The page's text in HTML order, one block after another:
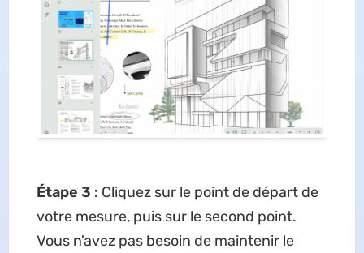
Étape 3 : Cliquez sur le point de départ de
votre mesure, puis sur le second point.
Vous n'avez pas besoin de maintenir le